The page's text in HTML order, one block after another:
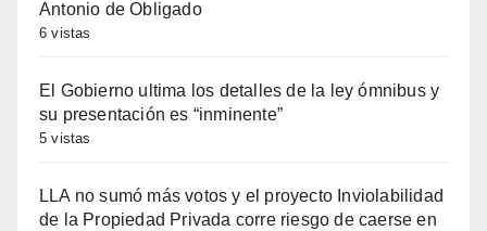
Antonio de Obligado
6 vistas
El Gobierno ultima los detalles de la ley ómnibus y
su presentación es “inminente”
5 vistas
LLA no sumó más votos y el proyecto Inviolabilidad
de la Propiedad Privada corre riesgo de caerse en